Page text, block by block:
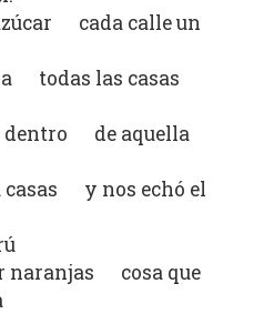
cada calle un
todas las casas
dentro de aquella
casas y nos echó el
naranjas cosa que